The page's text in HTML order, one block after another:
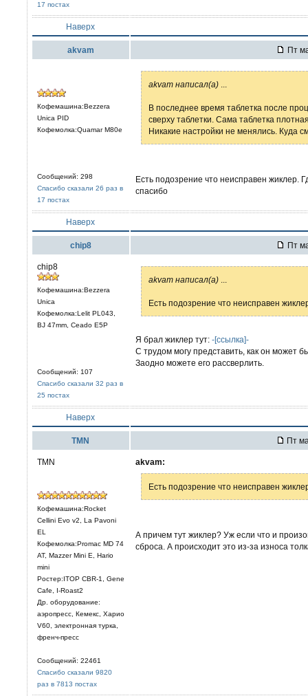
17 постах
Наверх
akvam Пт
Кофемашина:Bezzera
Unica PID
Кофемолка:Quamar M80e
Сообщений: 298
Спасибо сказали 26 раз в
17 постах
akvam написал(а)
В последнее время таблетка после
сверху таблетки. Сама таблетка
Никакие настройки не менялись. Куда
Есть подозрение что неисправен жиклер.
спасибо
Наверх
chip8 Пт
chip8
Кофемашина:Bezzera
Unica
Кофемолка:Lelit PL043,
BJ 47mm, Ceado E5P
Сообщений: 107
Спасибо сказали 32 раз в
25 постах
akvam написал(а)
Есть подозрение что неисправен
Я брал жиклер тут: -[ссылка]-
С трудом могу представить, как он может
Заодно можете его рассверлить.
Наверх
TMN Пт
TMN
Кофемашина:Rocket
Cellini Evo v2, La Pavoni
EL
Кофемолка:Promac MD 74
AT, Mazzer Mini E, Hario
mini
Ростер:ITOP CBR-1, Gene
Cafe, I-Roast2
Др. оборудование:
аэропресс, Кемекс, Харио
V60, электронная турка,
френч-пресс
Сообщений: 22461
Спасибо сказали 9820
раз в 7813 постах
akvam:
Есть подозрение что неисправен
А причем тут жиклер? Уж если что и
сброса. А происходит это из-за износа